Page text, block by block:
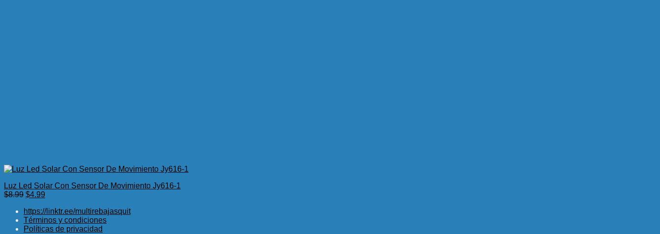
Luz Led Solar Con Sensor De Movimiento Jy616-1
$8.99 El
original
era:
$8.99.
$4.99
actual
es:
$4.99.
https://linktr.ee/multirebajasquit
Términos y condiciones
Políticas de privacidad